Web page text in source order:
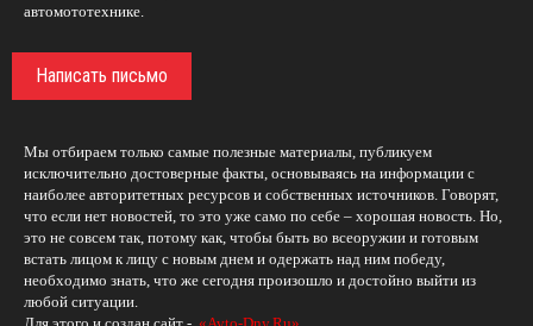
автомототехнике.
Написать письмо
Мы отбираем только самые полезные материалы, публикуем
исключительно достоверные факты, основываясь на информации с
наиболее авторитетных ресурсов и собственных источников. Говорят,
что если нет новостей, то это уже само по себе – хорошая новость. Но,
это не совсем так, потому как, чтобы быть во всеоружии и готовым
встать лицом к лицу с новым днем и одержать над ним победу,
необходимо знать, что же сегодня произошло и достойно выйти из
любой ситуации.